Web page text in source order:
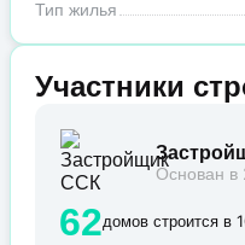
Тип жилья
Участники
Основан в
62домов строится в